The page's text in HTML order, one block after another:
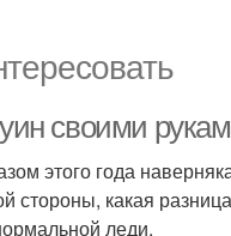
своими
этого года
стороны, какая
леди.